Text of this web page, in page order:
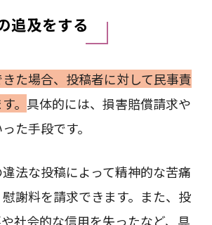
追及をする
た場合、投稿者に対して民事責
。 具体的には、損害賠償請求や
た手段です。
法な投稿によって精神的な苦痛
謝料を請求できます。また、投
社会的な信用を失ったなど、具